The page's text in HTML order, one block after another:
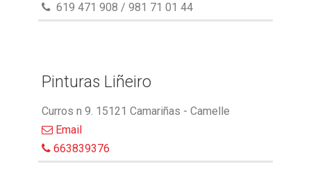
619 471 908 / 981 71 01 44
Pinturas Liñeiro
Curros n 9. 15121 Camariñas - Camelle
Email
663839376